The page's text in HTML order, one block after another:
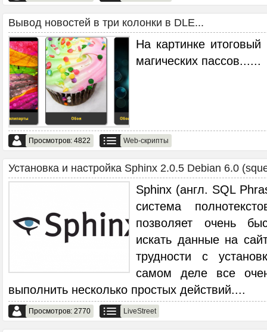
Вывод новостей в три колонки в DLE...
На картинке
магических пассов......
Просмотров: 4822 Web-скрипты
Установка и настройка Sphinx 2.0.5 Debian 6.0
Sphinx (англ. SQL
система
позволяет очень
искать данные на
трудности с
самом деле все
выполнить несколько простых действий....
Просмотров: 2770 LiveStreet